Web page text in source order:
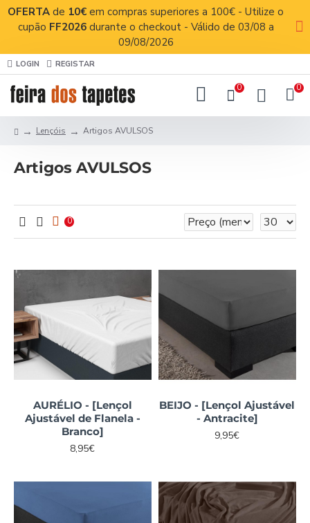
OFERTA de 10€ em compras superiores a 100€ - Utilize o
cupão FF2026 durante o checkout - Válido de 03/08 a
09/08/2026
LOGIN REGISTAR
0 0
Lençóis Artigos AVULSOS
Artigos AVULSOS
0
AURÉLIO - [Lençol
Ajustável de Flanela -
Branco]
8,95€
BEIJO - [Lençol Ajustável
- Antracite]
9,95€